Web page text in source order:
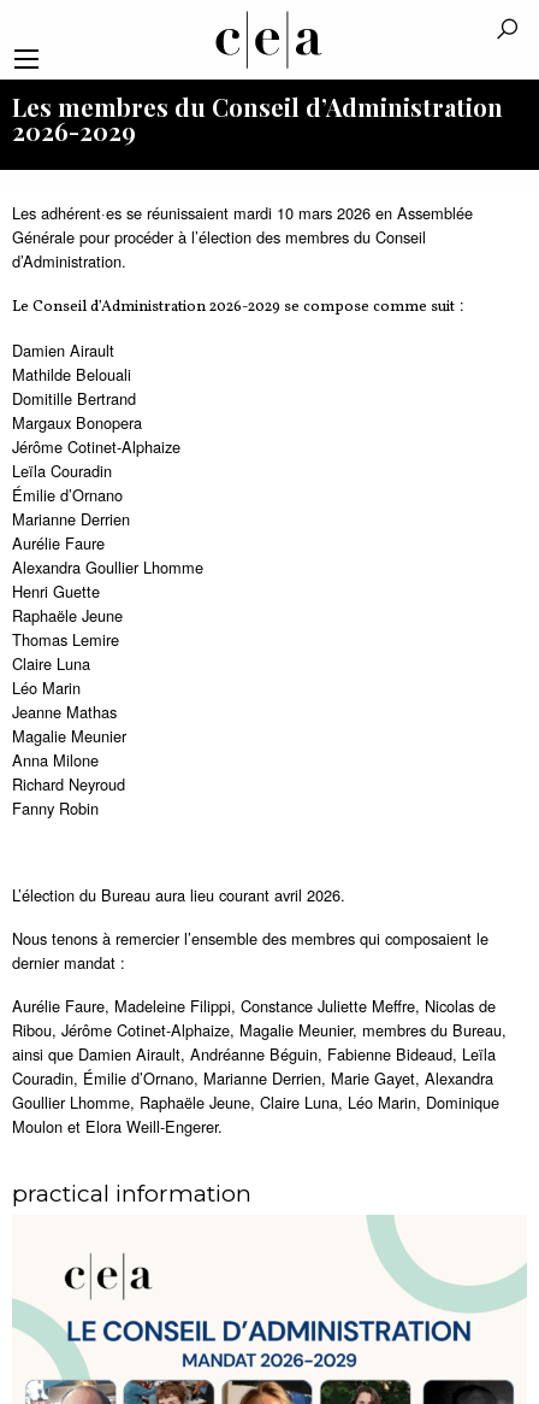
Les membres du Conseil d’Administration
2026-2029
practical information
Les adhérent·es se réunissaient mardi 10 mars 2026 en Assemblée
Générale pour procéder à l’élection des membres du Conseil
d’Administration.
Le Conseil d’Administration 2026-2029 se compose comme suit :
Damien Airault
Mathilde Belouali
Domitille Bertrand
Margaux Bonopera
Jérôme Cotinet-Alphaize
Leïla Couradin
Émilie d’Ornano
Marianne Derrien
Aurélie Faure
Alexandra Goullier Lhomme
Henri Guette
Raphaële Jeune
Thomas Lemire
Claire Luna
Léo Marin
Jeanne Mathas
Magalie Meunier
Anna Milone
Richard Neyroud
Fanny Robin
L’élection du Bureau aura lieu courant avril 2026.
Nous tenons à remercier l’ensemble des membres qui composaient le
dernier mandat :
Aurélie Faure, Madeleine Filippi, Constance Juliette Meffre, Nicolas de
Ribou, Jérôme Cotinet-Alphaize, Magalie Meunier, membres du Bureau,
ainsi que Damien Airault, Andréanne Béguin, Fabienne Bideaud, Leïla
Couradin, Émilie d’Ornano, Marianne Derrien, Marie Gayet, Alexandra
Goullier Lhomme, Raphaële Jeune, Claire Luna, Léo Marin, Dominique
Moulon et Elora Weill-Engerer.